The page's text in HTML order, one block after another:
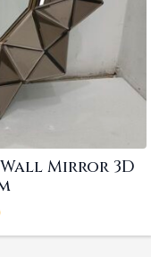
Wall Mirror 3D